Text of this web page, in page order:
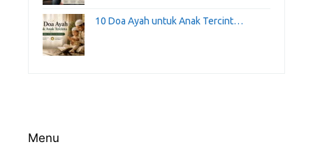
10 Doa Ayah untuk Anak Tercint…
Menu